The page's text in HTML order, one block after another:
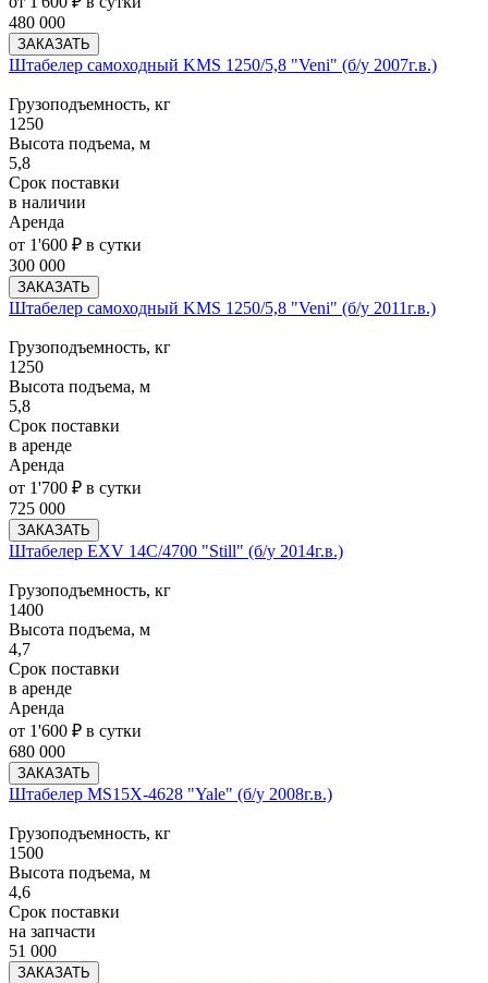
480 000
ЗАКАЗАТЬ
Штабелер самоходный KMS 1250/5,8 "Veni" (б/у 2007г.в.)
Грузоподъемность, кг
1250
Высота подъема, м
5,8
Срок поставки
в наличии
Аренда
от 1'600 ₽ в сутки
300 000
ЗАКАЗАТЬ
Штабелер самоходный KMS 1250/5,8 "Veni" (б/у 2011г.в.)
Грузоподъемность, кг
1250
Высота подъема, м
5,8
Срок поставки
в аренде
Аренда
от 1'700 ₽ в сутки
725 000
ЗАКАЗАТЬ
Штабелер EXV 14C/4700 "Still" (б/у 2014г.в.)
Грузоподъемность, кг
1400
Высота подъема, м
4,7
Срок поставки
в аренде
Аренда
от 1'600 ₽ в сутки
680 000
ЗАКАЗАТЬ
Штабелер MS15X-4628 "Yale" (б/у 2008г.в.)
Грузоподъемность, кг
1500
Высота подъема, м
4,6
Срок поставки
на запчасти
51 000
ЗАКАЗАТЬ